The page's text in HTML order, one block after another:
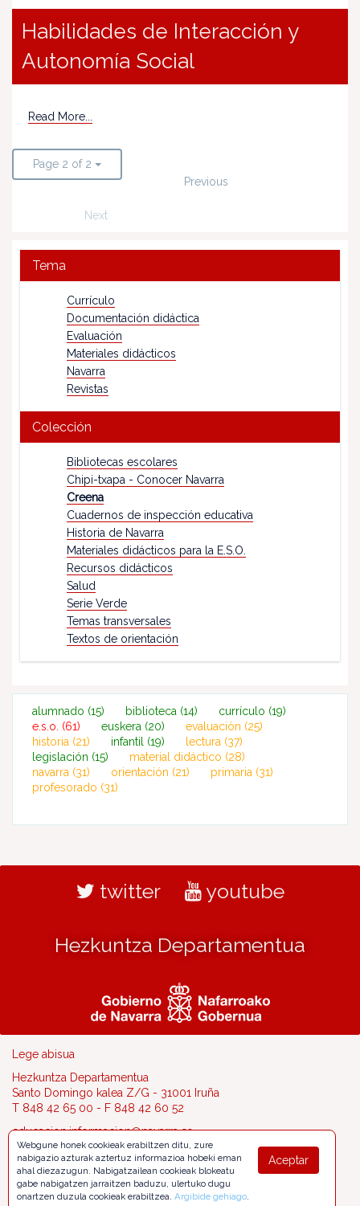
Habilidades de Interacción y
Autonomía Social
Read More...
Page 2 of 2
Previous
Next
Tema
Currículo
Documentación didáctica
Evaluación
Materiales didácticos
Navarra
Revistas
Colección
Bibliotecas escolares
Chipi-txapa - Conocer Navarra
Creena
Cuadernos de inspección educativa
Historia de Navarra
Materiales didácticos para la E.S.O.
Recursos didácticos
Salud
Serie Verde
Temas transversales
Textos de orientación
alumnado (15) biblioteca (14) currículo (19)
e.s.o. (61) euskera (20) evaluación (25)
historia (21) infantil (19) lectura (37)
legislación (15) material didáctico (28)
navarra (31) orientación (21) primaria (31)
profesorado (31)
twitter youtube
Hezkuntza Departamentua
Lege abisua
Hezkuntza Departamentua
Santo Domingo kalea Z/G - 31001 Iruña
T 848 42 65 00 - F 848 42 60 52
educacion.informacion@navarra.es
Aceptar
Webgune honek cookieak erabiltzen ditu, zure
nabigazio azturak aztertuz informazioa hobeki eman
ahal diezazugun. Nabigatzailean cookieak blokeatu
gabe nabigatzen jarraitzen baduzu, ulertuko dugu
onartzen duzula cookieak erabiltzea. Argibide gehiago.